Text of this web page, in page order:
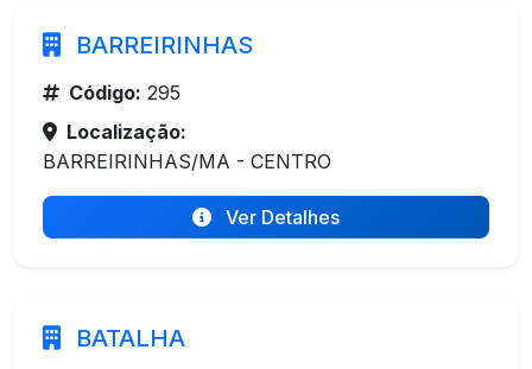
BARREIRINHAS
Código: 295
Localização:
BARREIRINHAS/MA - CENTRO
Ver Detalhes
BATALHA